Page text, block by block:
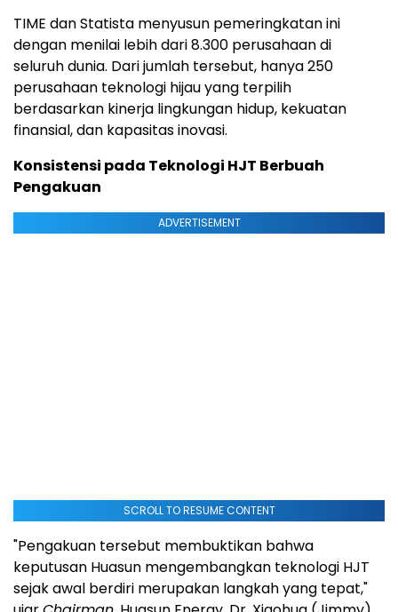
TIME dan Statista menyusun pemeringkatan ini
dengan menilai lebih dari 8.300 perusahaan di
seluruh dunia. Dari jumlah tersebut, hanya 250
perusahaan teknologi hijau yang terpilih
berdasarkan kinerja lingkungan hidup, kekuatan
finansial, dan kapasitas inovasi.
Konsistensi pada Teknologi HJT Berbuah
Pengakuan
ADVERTISEMENT
SCROLL TO RESUME CONTENT
"Pengakuan tersebut membuktikan bahwa
keputusan Huasun mengembangkan teknologi HJT
sejak awal berdiri merupakan langkah yang tepat,"